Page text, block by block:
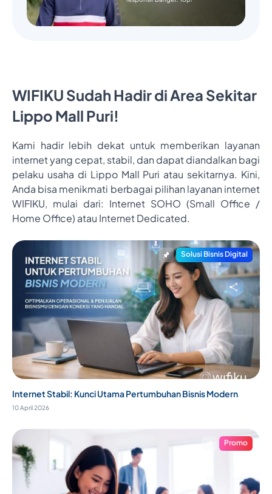
WIFIKU Sudah Hadir di Area Sekitar
Lippo Mall Puri!
Kami hadir lebih dekat untuk memberikan layanan
internet yang cepat, stabil, dan dapat diandalkan bagi
pelaku usaha di Lippo Mall Puri atau sekitarnya. Kini,
Anda bisa menikmati berbagai pilihan layanan internet
WIFIKU, mulai dari: Internet SOHO (Small Office /
Home Office) atau Internet Dedicated.
Solusi Bisnis Digital
Internet Stabil: Kunci Utama Pertumbuhan Bisnis Modern
10 April 2026
Promo